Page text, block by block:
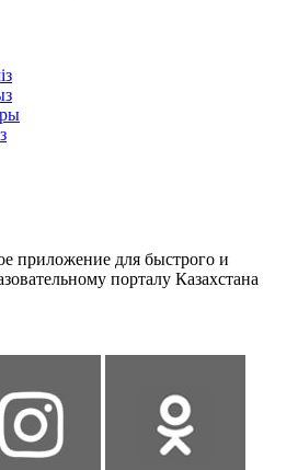
приложение для быстрого и
порталу Казахстана